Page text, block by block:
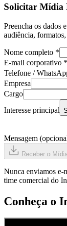
Solicitar Mídia
Preencha os dados
audiência,
Nome completo *
E-mail corporativo *
Telefone /
Empresa
Cargo
Interesse principal
Mensagem
Receber o
Nunca enviamos e-
time comercial do
Conheça o